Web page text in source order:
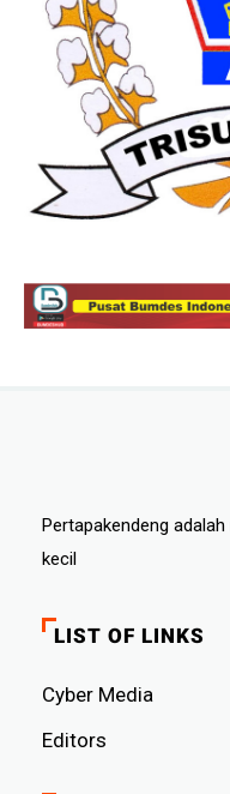
Pertapakendeng
kecil
LIST OF LINKS
Cyber ​​Media
Editors